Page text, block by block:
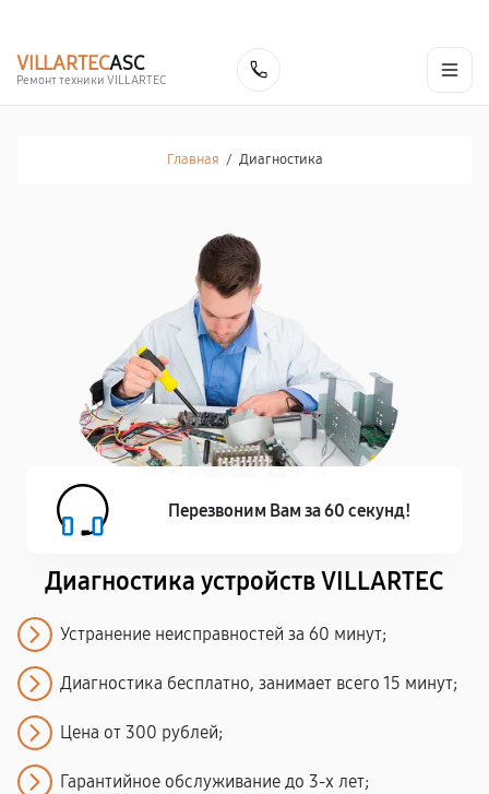
VILLARTECASC
Ремонт техники VILLARTEC
Главная / Диагностика
Диагностика устройств VILLARTEC
Устранение неисправностей за 60 минут;
Диагностика бесплатно, занимает всего 15 минут;
Цена от 300 рублей;
Гарантийное обслуживание до 3-х лет;
Перезвоним Вам за 60 секунд!